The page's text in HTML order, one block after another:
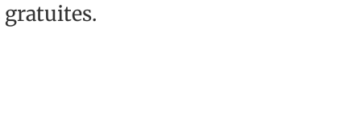
gratuites.